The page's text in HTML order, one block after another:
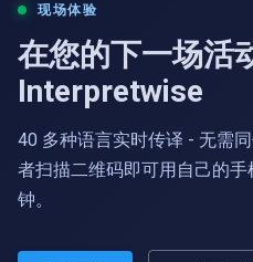
现场体验
在您的下一场活
Interpretwise
40 多种语言实时传译 - 无需
者扫描二维码即可用自己的
钟。